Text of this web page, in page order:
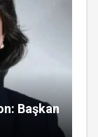
Başkan